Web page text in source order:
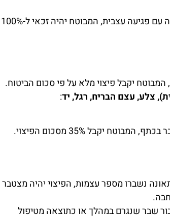
: במקרה של תאונה שגרמה לשבר בחוליה עם פגיעה עצבית, המבוטח יהיה זכאי ל-100%
יקבל פיצוי מלא על פי סכום הביטוח.
צלע, עצם הבריח, רגל, יד:
יקבל 35% מסכום הפיצוי.
נשברו מספר עצמות, הפיצוי יהיה מצטבר
שבר שנגרם במהלך או כתוצאה מטיפול